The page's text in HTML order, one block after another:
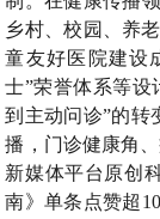
乡村、校园、养
童友好医院建设
士”荣誉体系等设
到主动问诊”的转
播，门诊健康角
新媒体平台原创
南》单条点赞超